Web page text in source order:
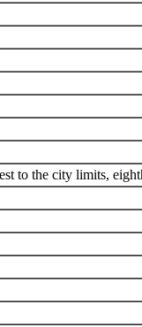
to the city limits,